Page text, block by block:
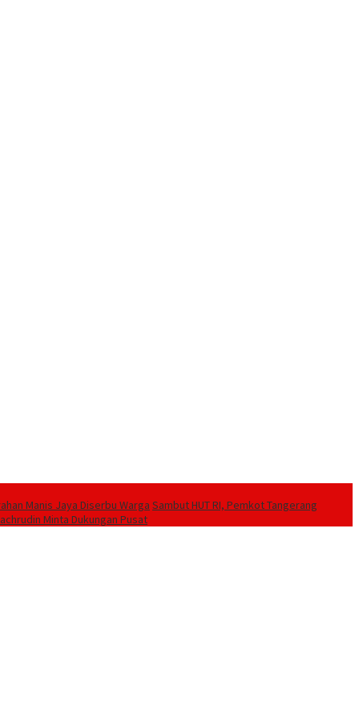
Manis Jaya Diserbu Warga Sambut HUT RI, Pemkot Tangerang
Minta Dukungan Pusat